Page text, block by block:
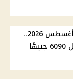
أسعار الذهب اليوم السبت 8 أغسطس 2026..